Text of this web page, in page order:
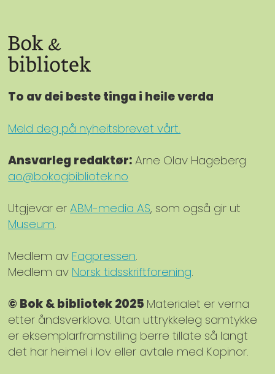
To av dei beste tinga i heile verda
Meld deg på nyheitsbrevet vårt.
Ansvarleg redaktør:Arne Olav Hageberg
ao@bokogbibliotek.no
Utgjevar erABM-media AS, som også gir ut
Museum.
Medlem av Fagpressen.
Medlem av Norsk tidsskriftforening.
© Bok & bibliotek 2025 Materialet er verna
etter åndsverklova. Utan uttrykkeleg samtykke
er eksemplarframstilling berre tillate så langt
det har heimel i lov eller avtale med Kopinor.